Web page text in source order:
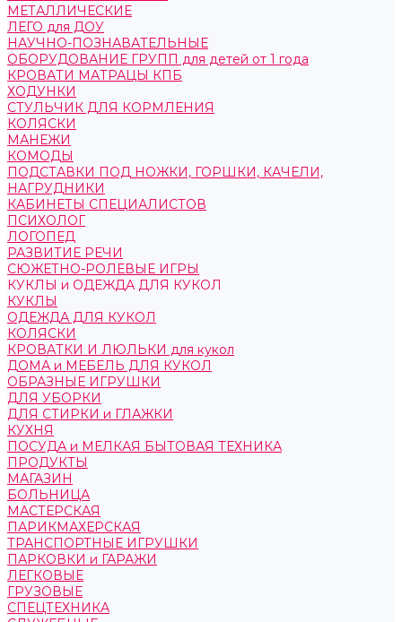
МЕТАЛЛИЧЕСКИЕ
ЛЕГО для ДОУ
НАУЧНО-ПОЗНАВАТЕЛЬНЫЕ
ОБОРУДОВАНИЕ ГРУПП для детей от 1 года
КРОВАТИ МАТРАЦЫ КПБ
ХОДУНКИ
СТУЛЬЧИК ДЛЯ КОРМЛЕНИЯ
КОЛЯСКИ
МАНЕЖИ
КОМОДЫ
ПОДСТАВКИ ПОД НОЖКИ, ГОРШКИ, КАЧЕЛИ,
НАГРУДНИКИ
КАБИНЕТЫ СПЕЦИАЛИСТОВ
ПСИХОЛОГ
ЛОГОПЕД
РАЗВИТИЕ РЕЧИ
СЮЖЕТНО-РОЛЕВЫЕ ИГРЫ
КУКЛЫ и ОДЕЖДА ДЛЯ КУКОЛ
КУКЛЫ
ОДЕЖДА ДЛЯ КУКОЛ
КОЛЯСКИ
КРОВАТКИ И ЛЮЛЬКИ для кукол
ДОМА и МЕБЕЛЬ ДЛЯ КУКОЛ
ОБРАЗНЫЕ ИГРУШКИ
ДЛЯ УБОРКИ
ДЛЯ СТИРКИ и ГЛАЖКИ
КУХНЯ
ПОСУДА и МЕЛКАЯ БЫТОВАЯ ТЕХНИКА
ПРОДУКТЫ
МАГАЗИН
БОЛЬНИЦА
МАСТЕРСКАЯ
ПАРИКМАХЕРСКАЯ
ТРАНСПОРТНЫЕ ИГРУШКИ
ПАРКОВКИ и ГАРАЖИ
ЛЕГКОВЫЕ
ГРУЗОВЫЕ
СПЕЦТЕХНИКА